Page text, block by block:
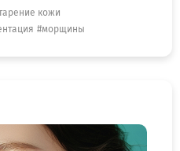
кожи
морщины